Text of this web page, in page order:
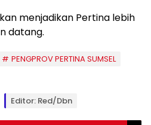
menjadikan Pertina lebih
datang.
PENGPROV PERTINA SUMSEL
Editor: Red/Dbn